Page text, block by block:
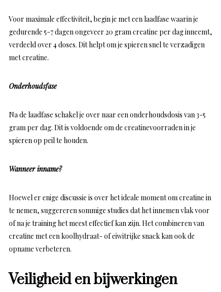
Voor maximale effectiviteit, begin je met een laadfase waarin je
gedurende 5-7 dagen ongeveer 20 gram creatine per dag inneemt,
verdeeld over 4 doses. Dit helpt om je spieren snel te verzadigen
met creatine.
Onderhoudsfase
Na de laadfase schakel je over naar een onderhoudsdosis van 3-5
gram per dag. Dit is voldoende om de creatinevoorraden in je
spieren op peil te houden.
Wanneer inname?
Hoewel er enige discussie is over het ideale moment om creatine in
te nemen, suggereren sommige studies dat het innemen vlak voor
of na je training het meest effectief kan zijn. Het combineren van
creatine met een koolhydraat- of eiwitrijke snack kan ook de
opname verbeteren.
Veiligheid en bijwerkingen